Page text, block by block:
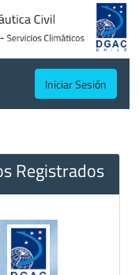
Iniciar Sesión
Registrados